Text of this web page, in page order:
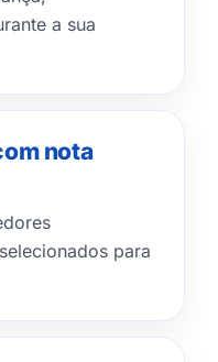
a sua
nota
para